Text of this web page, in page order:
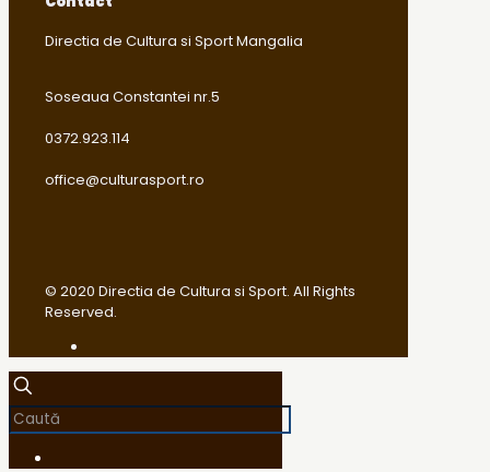
Directia de Cultura si Sport Mangalia
Soseaua Constantei nr.5
0372.923.114
office@culturasport.ro
© 2020 Directia de Cultura si Sport. All Rights
Reserved.